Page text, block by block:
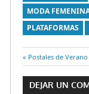
MODA
PLATAFORMAS
Entrada
anterior:
Postales de Verano
DEJAR UN